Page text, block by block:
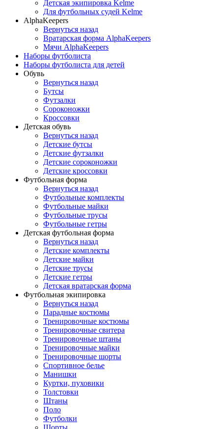
Детская экипировка Kelme
Для футбольных судей Kelme
AlphaKeepers
Вернуться назад
Вратарская форма AlphaKeepers
Мячи AlphaKeepers
Наборы футболиста
Наборы футболиста для детей
Обувь
Вернуться назад
Бутсы
Футзалки
Сороконожки
Кроссовки
Детская обувь
Вернуться назад
Детские бутсы
Детские футзалки
Детские сороконожки
Детские кроссовки
Футбольная форма
Вернуться назад
Футбольные комплекты
Футбольные майки
Футбольные трусы
Футбольные гетры
Детская футбольная форма
Вернуться назад
Детские комплекты
Детские майки
Детские трусы
Детские гетры
Детская вратарская форма
Футбольная экипировка
Вернуться назад
Парадные костюмы
Тренировочные костюмы
Тренировочные свитера
Тренировочные штаны
Тренировочные майки
Тренировочные шорты
Спортивное белье
Манишки
Куртки, пуховики
Толстовки
Штаны
Поло
Футболки
Шорты